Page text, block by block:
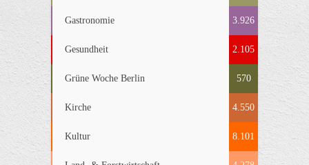
Gastronomie 3.926
Gesundheit 2.105
Grüne Woche Berlin 570
Kirche 4.550
Kultur 8.101